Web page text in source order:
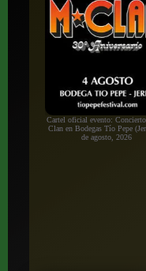
Cartel oficial evento:
Clan en Bodegas Tío Pepe
de agosto, 2026